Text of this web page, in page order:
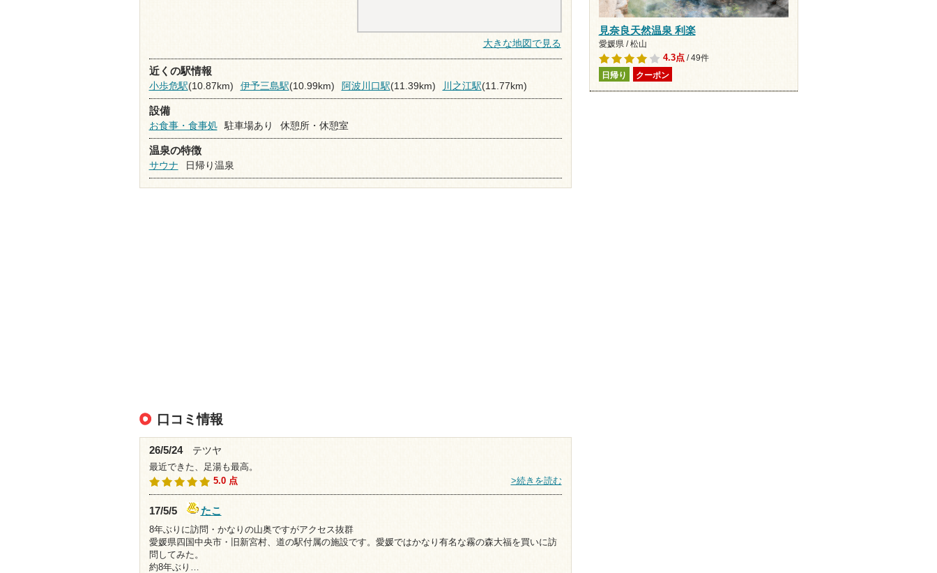
大きな地図で見る
近くの駅情報
小歩危駅(10.87km) 伊予三島駅(10.99km) 阿波川口駅(11.39km) 川之江駅(11.77km)
設備
お食事・食事処
駐車場あり 休憩所・休憩室
温泉の特徴
サウナ
日帰り温泉
口コミ情報
26/5/24 テツヤ
最近できた、足湯も最高。
5.0 点
>続きを読む
17/5/5
たこ
8年ぶりに訪問・かなりの山奥ですがアクセス抜群
愛媛県四国中央市・旧新宮村、道の駅付属の施設です。愛媛ではかなり有名な霧の森大福を買いに訪
問してみた。
約8年ぶり…
見奈良天然温泉 利楽
愛媛県 / 松山
4.3点/ 49件
日帰り クーポン